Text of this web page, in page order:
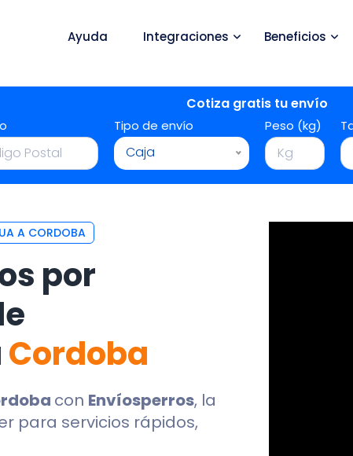
Ayuda Integraciones Beneficios
Cotiza gratis tu envío
Tipo de envío
Caja
Peso (kg)
A CORDOBA
por
Cordoba
con Envíosperros, la
para servicios rápidos,